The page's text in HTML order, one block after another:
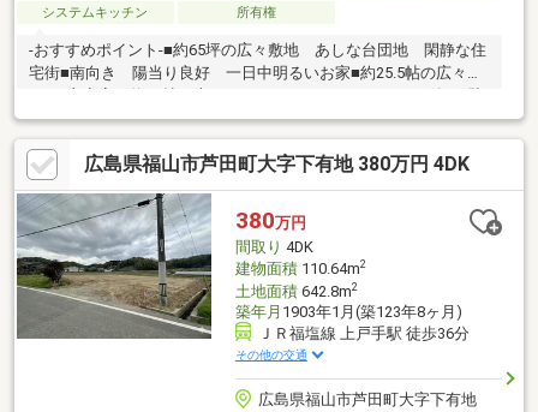
システムキッチン
所有権
-おすすめポイント-■約65坪の広々敷地 あしな台団地 閑静な住
宅街■南向き 陽当り良好 一日中明るいお家■約25.5帖の広々
車は3台可 カーポート付き■庭には大きな倉庫2つ付き-周辺環境-
■ハローズ戸手店・・・車で約6分■エブリイ新市店・・・車で約6
分■ゆめマート府中・・・車で約8分■セブンイレブン福山新市戸
手店・・・車で約4分■スーパードラッグひまわり・・・車で約6
分
広島県福山市芦田町大字下有地 380万円 4DK
380万円
間取り 4DK
建物面積110.64m2
土地面積642.8m2
築年月 1903年1月(築123年8ヶ月)
ＪＲ福塩線 上戸手駅 徒歩36分
その他の交通
広島県福山市芦田町大字下有地